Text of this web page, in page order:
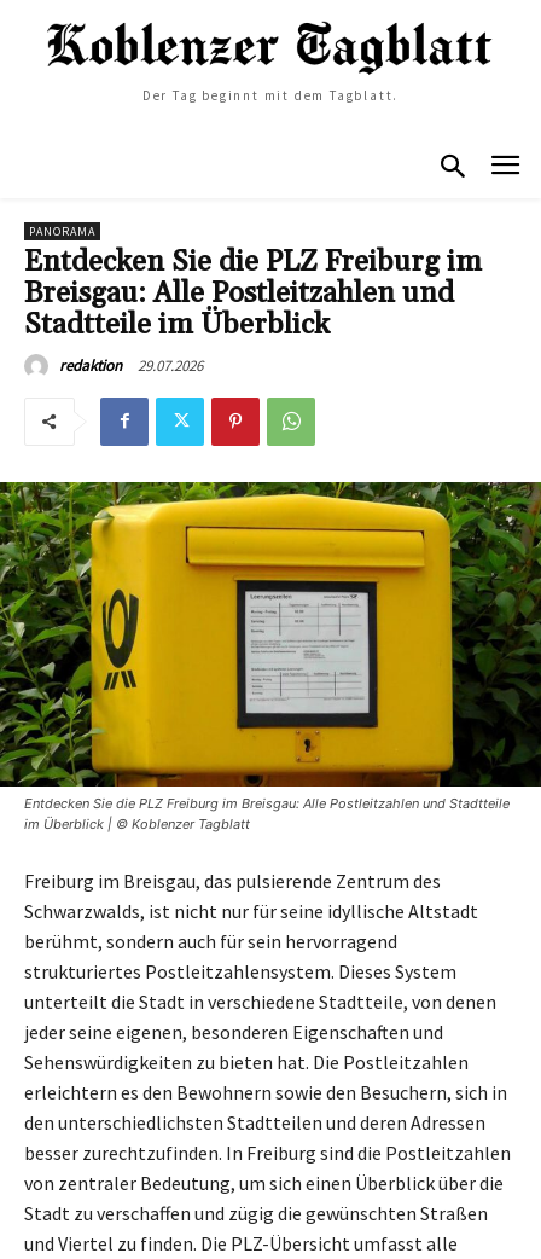
Der Tag beginnt mit dem Tagblatt.
PANORAMA
Entdecken Sie die PLZ Freiburg im
Breisgau: Alle Postleitzahlen und
Stadtteile im Überblick
redaktion 29.07.2026
Entdecken Sie die PLZ Freiburg im Breisgau: Alle Postleitzahlen und Stadtteile
im Überblick | © Koblenzer Tagblatt
Freiburg im Breisgau, das pulsierende Zentrum des
Schwarzwalds, ist nicht nur für seine idyllische Altstadt
berühmt, sondern auch für sein hervorragend
strukturiertes Postleitzahlensystem. Dieses System
unterteilt die Stadt in verschiedene Stadtteile, von denen
jeder seine eigenen, besonderen Eigenschaften und
Sehenswürdigkeiten zu bieten hat. Die Postleitzahlen
erleichtern es den Bewohnern sowie den Besuchern, sich in
den unterschiedlichsten Stadtteilen und deren Adressen
besser zurechtzufinden. In Freiburg sind die Postleitzahlen
von zentraler Bedeutung, um sich einen Überblick über die
Stadt zu verschaffen und zügig die gewünschten Straßen
und Viertel zu finden. Die PLZ-Übersicht umfasst alle